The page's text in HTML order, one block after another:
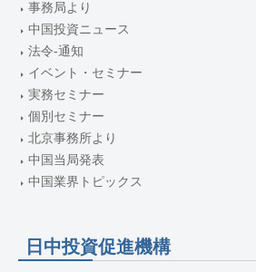
事務局より
中国投資ニュース
法令-通知
イベント・セミナー
実務セミナー
個別セミナー
北京事務所より
中国当局発表
中国業界トピックス
日中投資促進機構